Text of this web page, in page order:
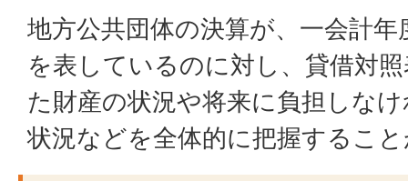
地方公共団体の決算が、一会計
を表しているのに対し、貸借対
た財産の状況や将来に負担しな
状況などを全体的に把握するこ